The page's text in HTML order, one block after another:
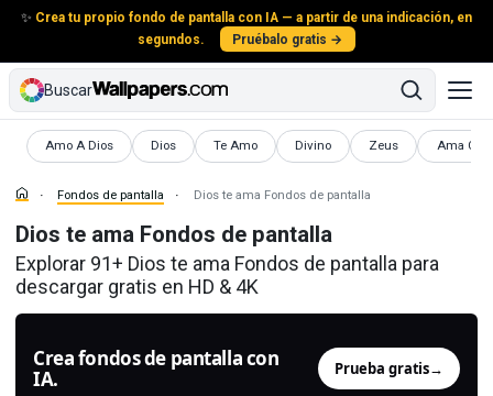
✨ Crea tu propio fondo de pantalla con IA — a partir de una indicación, en
segundos.
Pruébalo gratis →
Buscar
Amo A Dios
Fondos de pantalla Dios
Fondos de pantalla
Te Amo
Fondos de pantalla
Divino
Fondos de pantalla
Zeus
Fondos de pantalla
Ama
Fondos
Fondos de pantalla Dios te ama Fondos de pantalla
Dios te ama Fondos de pantalla
Explorar 91+ Dios te ama Fondos de pantalla para
descargar gratis en HD & 4K
Crea fondos de pantalla con
IA.
Prueba gratis→